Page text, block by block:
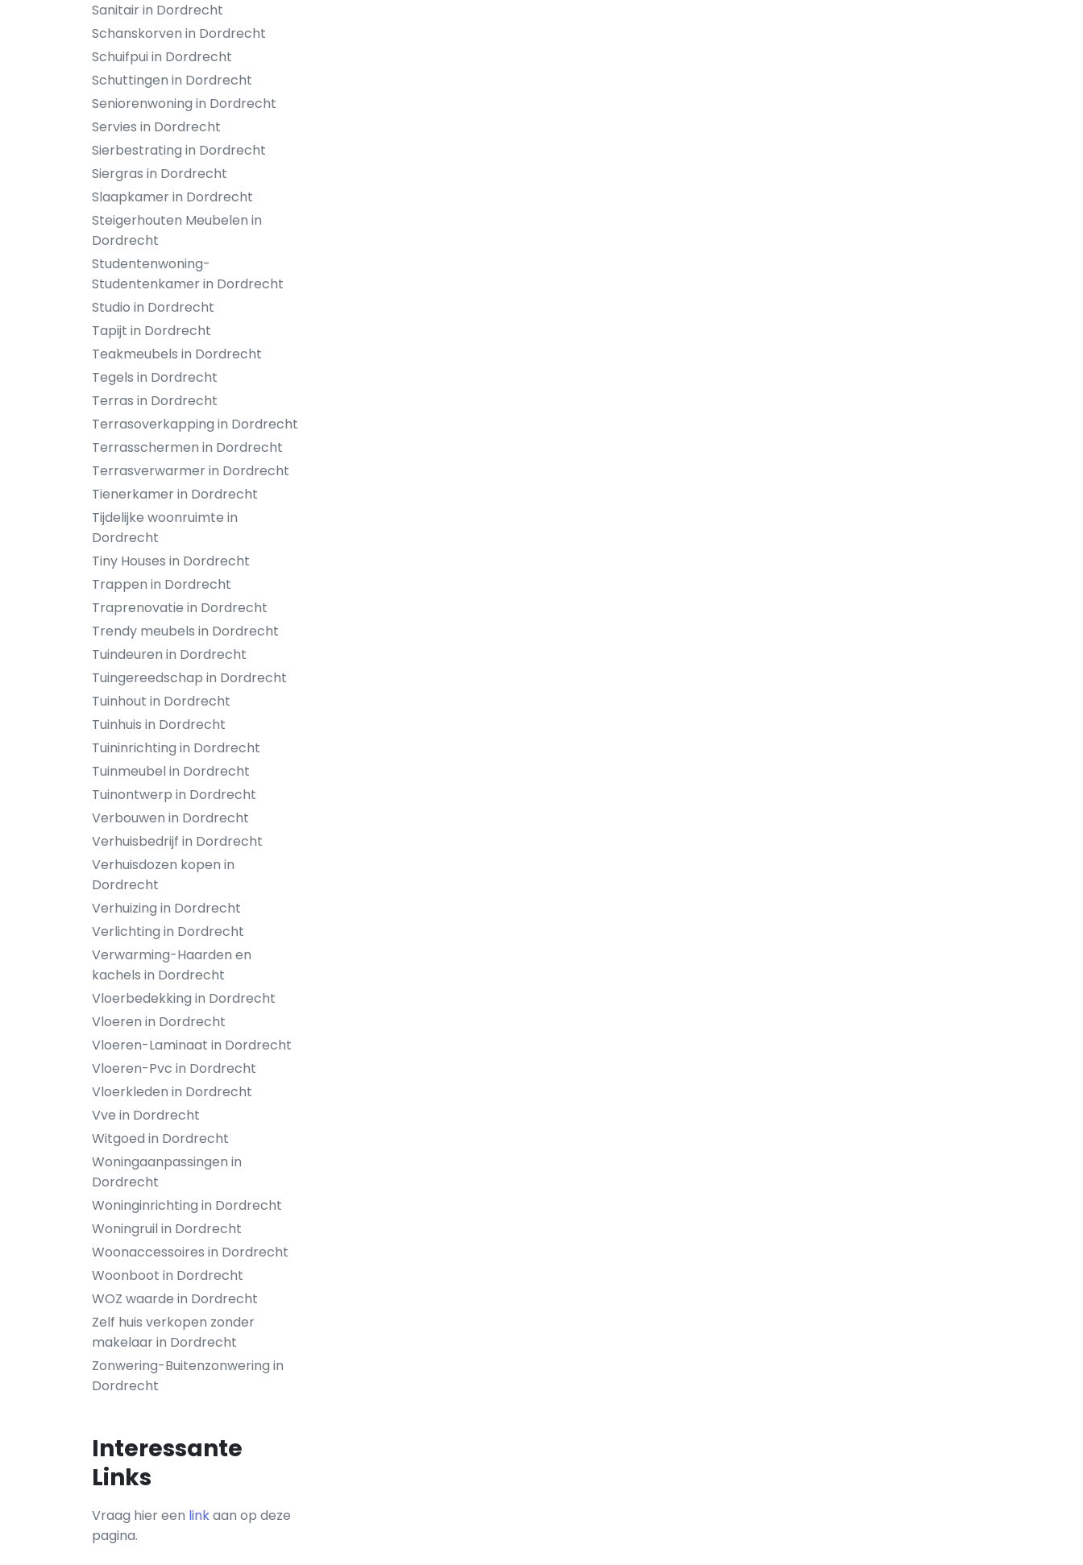
Sanitair in Dordrecht
Schanskorven in Dordrecht
Schuifpui in Dordrecht
Schuttingen in Dordrecht
Seniorenwoning in Dordrecht
Servies in Dordrecht
Sierbestrating in Dordrecht
Siergras in Dordrecht
Slaapkamer in Dordrecht
Steigerhouten Meubelen in
Dordrecht
Studentenwoning-
Studentenkamer in Dordrecht
Studio in Dordrecht
Tapijt in Dordrecht
Teakmeubels in Dordrecht
Tegels in Dordrecht
Terras in Dordrecht
Terrasoverkapping in Dordrecht
Terrasschermen in Dordrecht
Terrasverwarmer in Dordrecht
Tienerkamer in Dordrecht
Tijdelijke woonruimte in
Dordrecht
Tiny Houses in Dordrecht
Trappen in Dordrecht
Traprenovatie in Dordrecht
Trendy meubels in Dordrecht
Tuindeuren in Dordrecht
Tuingereedschap in Dordrecht
Tuinhout in Dordrecht
Tuinhuis in Dordrecht
Tuininrichting in Dordrecht
Tuinmeubel in Dordrecht
Tuinontwerp in Dordrecht
Verbouwen in Dordrecht
Verhuisbedrijf in Dordrecht
Verhuisdozen kopen in
Dordrecht
Verhuizing in Dordrecht
Verlichting in Dordrecht
Verwarming-Haarden en
kachels in Dordrecht
Vloerbedekking in Dordrecht
Vloeren in Dordrecht
Vloeren-Laminaat in Dordrecht
Vloeren-Pvc in Dordrecht
Vloerkleden in Dordrecht
Vve in Dordrecht
Witgoed in Dordrecht
Woningaanpassingen in
Dordrecht
Woninginrichting in Dordrecht
Woningruil in Dordrecht
Woonaccessoires in Dordrecht
Woonboot in Dordrecht
WOZ waarde in Dordrecht
Zelf huis verkopen zonder
makelaar in Dordrecht
Zonwering-Buitenzonwering in
Dordrecht
Interessante
Links
Vraag hier een linkaan op deze
pagina.